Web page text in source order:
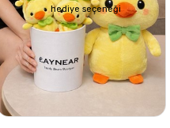
hediye seçeneği